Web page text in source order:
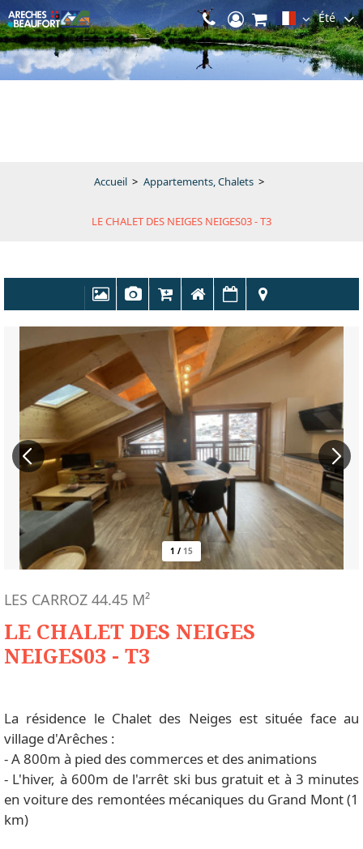
Été
Accueil > Appartements, Chalets >
LE CHALET DES NEIGES NEIGES03 - T3
1 / 15
LE CHALET DES NEIGES
NEIGES03 - T3
LES CARROZ 44.45 M²
La résidence le Chalet des Neiges est située face au
village d'Arêches :
- A 800m à pied des commerces et des animations
- L'hiver, à 600m de l'arrêt ski bus gratuit et à 3 minutes
en voiture des remontées mécaniques du Grand Mont (1
km)